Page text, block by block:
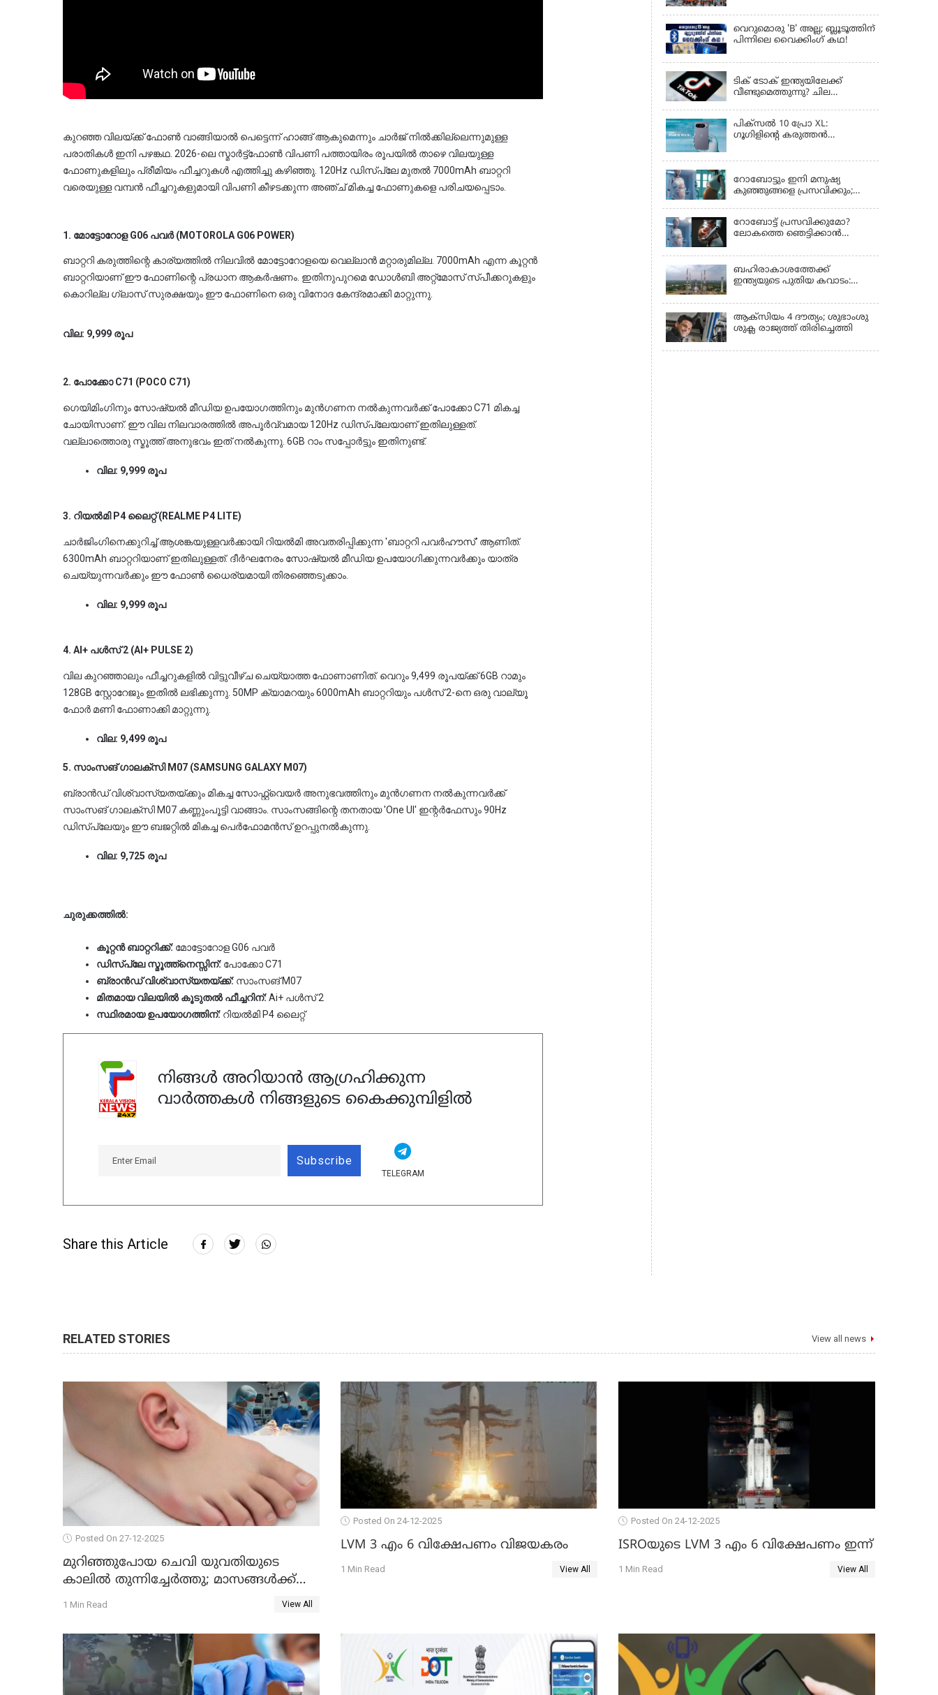
കുറഞ്ഞ വിലയ്ക്ക് ഫോൺ വാങ്ങിയാൽ പെട്ടെന്ന് ഹാങ്ങ് ആകുമെന്നും ചാർജ് നിൽക്കില്ലെന്നുമുള്ള
പരാതികൾ ഇനി പഴങ്കഥ. 2026-ലെ സ്മാർട്ട്ഫോൺ വിപണി പത്തായിരം രൂപയിൽ താഴെ വിലയുള്ള
ഫോണുകളിലും പ്രീമിയം ഫീച്ചറുകൾ എത്തിച്ചു കഴിഞ്ഞു. 120Hz ഡിസ്‌പ്ലേ മുതൽ 7000mAh ബാറ്ററി
വരെയുള്ള വമ്പൻ ഫീച്ചറുകളുമായി വിപണി കീഴടക്കുന്ന അഞ്ച് മികച്ച ഫോണുകളെ പരിചയപ്പെടാം.
1. മോട്ടോറോള G06 പവർ (MOTOROLA G06 POWER)
ബാറ്ററി കരുത്തിന്റെ കാര്യത്തിൽ നിലവിൽ മോട്ടോറോളയെ വെല്ലാൻ മറ്റാരുമില്ല. 7000mAh എന്ന കൂറ്റൻ
ബാറ്ററിയാണ് ഈ ഫോണിന്റെ പ്രധാന ആകർഷണം. ഇതിനുപുറമെ ഡോൾബി അറ്റ്‌മോസ് സ്പീക്കറുകളും
കൊറില്ല ഗ്ലാസ് സുരക്ഷയും ഈ ഫോണിനെ ഒരു വിനോദ കേന്ദ്രമാക്കി മാറ്റുന്നു.
വില: 9,999 രൂപ
2. പോക്കോ C71 (POCO C71)
ഗെയിമിംഗിനും സോഷ്യൽ മീഡിയ ഉപയോഗത്തിനും മുൻഗണന നൽകുന്നവർക്ക് പോക്കോ C71 മികച്ച
ചോയിസാണ്. ഈ വില നിലവാരത്തിൽ അപൂർവ്വമായ 120Hz ഡിസ്‌പ്ലേയാണ് ഇതിലുള്ളത്.
വല്ലാത്തൊരു സ്മൂത്ത് അനുഭവം ഇത് നൽകുന്നു. 6GB റാം സപ്പോർട്ടും ഇതിനുണ്ട്.
വില: 9,999 രൂപ
3. റിയൽമി P4 ലൈറ്റ് (REALME P4 LITE)
ചാർജിംഗിനെക്കുറിച്ച് ആശങ്കയുള്ളവർക്കായി റിയൽമി അവതരിപ്പിക്കുന്ന 'ബാറ്ററി പവർഹൗസ്' ആണിത്.
6300mAh ബാറ്ററിയാണ് ഇതിലുള്ളത്. ദീർഘനേരം സോഷ്യൽ മീഡിയ ഉപയോഗിക്കുന്നവർക്കും യാത്ര
ചെയ്യുന്നവർക്കും ഈ ഫോൺ ധൈര്യമായി തിരഞ്ഞെടുക്കാം.
വില: 9,999 രൂപ
4. AI+ പൾസ് 2 (AI+ PULSE 2)
വില കുറഞ്ഞാലും ഫീച്ചറുകളിൽ വിട്ടുവീഴ്ച ചെയ്യാത്ത ഫോണാണിത്. വെറും 9,499 രൂപയ്ക്ക് 6GB റാമും
128GB സ്റ്റോറേജും ഇതിൽ ലഭിക്കുന്നു. 50MP ക്യാമറയും 6000mAh ബാറ്ററിയും പൾസ് 2-നെ ഒരു വാല്യൂ
ഫോർ മണി ഫോണാക്കി മാറ്റുന്നു.
വില: 9,499 രൂപ
5. സാംസങ് ഗാലക്‌സി M07 (SAMSUNG GALAXY M07)
ബ്രാൻഡ് വിശ്വാസ്യതയ്ക്കും മികച്ച സോഫ്റ്റ്‌വെയർ അനുഭവത്തിനും മുൻഗണന നൽകുന്നവർക്ക്
സാംസങ് ഗാലക്‌സി M07 കണ്ണുംപൂട്ടി വാങ്ങാം. സാംസങ്ങിന്റെ തനതായ 'One UI' ഇന്റർഫേസും 90Hz
ഡിസ്‌പ്ലേയും ഈ ബജറ്റിൽ മികച്ച പെർഫോമൻസ് ഉറപ്പുനൽകുന്നു.
വില: 9,725 രൂപ
ചുരുക്കത്തിൽ:
കൂറ്റൻ ബാറ്ററിക്ക്: മോട്ടോറോള G06 പവർ
ഡിസ്‌പ്ലേ സ്മൂത്ത്‌നെസ്സിന്: പോക്കോ C71
ബ്രാൻഡ് വിശ്വാസ്യതയ്ക്ക്: സാംസങ് M07
മിതമായ വിലയിൽ കൂടുതൽ ഫീച്ചറിന്: Ai+ പൾസ് 2
സ്ഥിരമായ ഉപയോഗത്തിന്: റിയൽമി P4 ലൈറ്റ്
നിങ്ങൾ അറിയാൻ ആഗ്രഹിക്കുന്ന
വാർത്തകൾ നിങ്ങളുടെ കൈക്കുമ്പിളിൽ
Subscribe
TELEGRAM
Share this Article
വെറുമൊരു 'B' അല്ല; ബ്ലൂടൂത്തിന്
പിന്നിലെ വൈക്കിംഗ് കഥ!
ടിക് ടോക് ഇന്ത്യയിലേക്ക്
വീണ്ടുമെത്തുന്നു? ചില
പിക്സൽ 10 പ്രോ XL:
ഗൂഗിളിന്റെ കരുത്തൻ
റോബോട്ടും ഇനി മനുഷ്യ
കുഞ്ഞുങ്ങളെ പ്രസവിക്കും;
പ്രഖ്യാപനവുമായി കൈവ
ടെക്നോളജി
റോബോട്ട് പ്രസവിക്കുമോ?
ലോകത്തെ ഞെട്ടിക്കാൻ
റോബോട്ട്'!
ബഹിരാകാശത്തേക്ക്
ഇന്ത്യയുടെ പുതിയ കവാടം:
ഒരുങ്ങുന്നതെന്ത്?
ആക്‌സിയം 4 ദൗത്യം; ശുഭാംശു
ശുക്ല രാജ്യത്ത് തിരിച്ചെത്തി
RELATED STORIES View all news
Posted On 27-12-2025
മുറിഞ്ഞുപോയ ചെവി യുവതിയുടെ
കാലിൽ തുന്നിച്ചേർത്തു; മാസങ്ങൾക്ക്
ശേഷം യഥാസ്ഥാനത്ത് തുന്നിച്ചേർത്തു
1 Min Read View All
Posted On 24-12-2025
LVM 3 എം 6 വിക്ഷേപണം വിജയകരം
1 Min Read View All
Posted On 24-12-2025
ISROയുടെ LVM 3 എം 6 വിക്ഷേപണം ഇന്ന്
1 Min Read View All